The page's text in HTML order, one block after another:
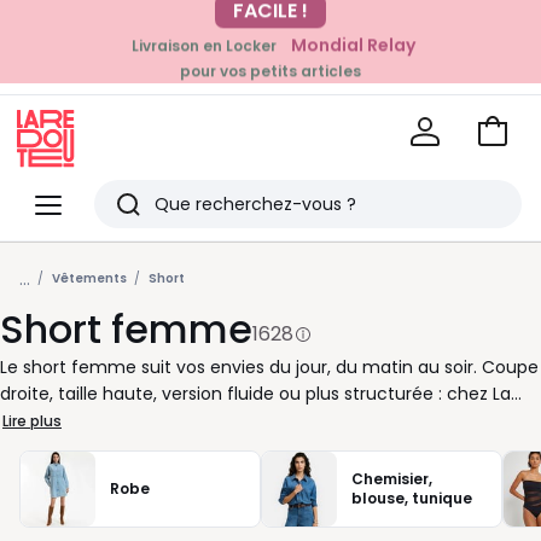
EN CE MOMENT
-20% dès 39€*
sur la mode
Livraison en Locker Mondial Relay
pour vos petits articles
Menu
Redoute
Rechercher
Derniers
articles
vus
Voir
... Vêtements Short
Short femme1628
Le short femme suit vos envies du jour, du matin au soir. Coupe
droite, taille haute, version fluide ou plus structurée : chez La
Redoute, nous vous aidons à trouver le modèle qui vous va bien
et qui s’accorde facilement à votre dressing. Pour une
silhouette décontractée, misez sur un short en jean avec un
tee-shirt et des baskets. En ville, un short taille haute porté
avec une chemise ou un blazer crée une allure nette et facile à
Lire plus
Robe
Chemisier,
blouse, tunique